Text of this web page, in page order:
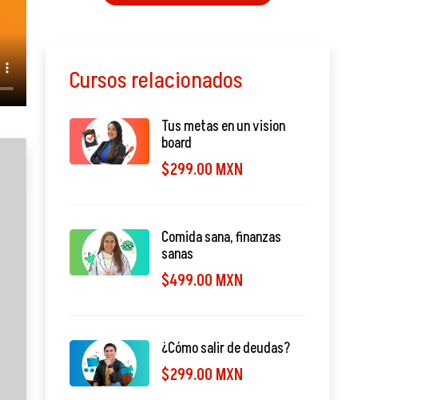
Cursos relacionados
Tus metas en un vision
board
$299.00 MXN
Comida sana, finanzas
sanas
$499.00 MXN
¿Cómo salir de deudas?
$299.00 MXN